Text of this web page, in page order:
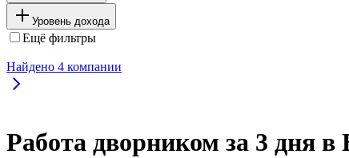
Уровень дохода
Ещё фильтры
Найдено 4 компании
Работа дворником за 3 дня